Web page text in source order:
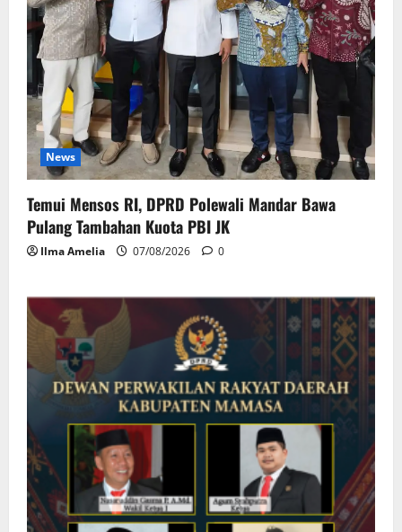
News
Temui Mensos RI, DPRD Polewali Mandar Bawa
Pulang Tambahan Kuota PBI JK
Ilma Amelia 07/08/2026 0